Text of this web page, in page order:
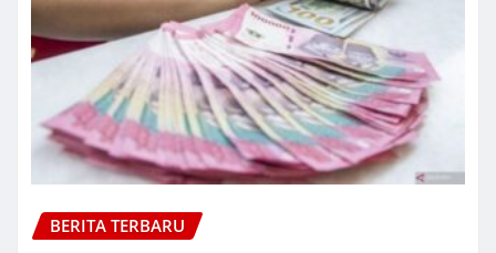
BERITA TERBARU